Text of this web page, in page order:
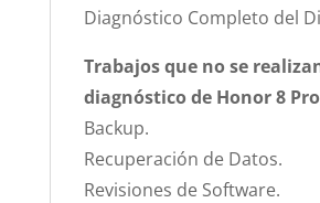
Diagnóstico Completo del
Trabajos que no se
diagnóstico de Honor 8
Backup.
Recuperación de Datos.
Revisiones de Software.